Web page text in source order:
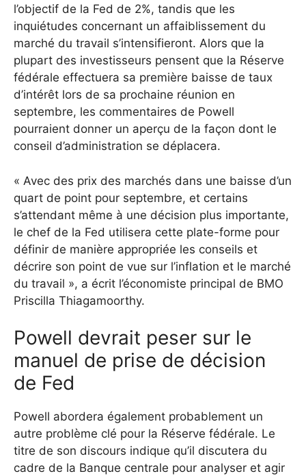
l’objectif de la Fed de 2%, tandis que les
inquiétudes concernant un affaiblissement du
marché du travail s’intensifieront. Alors que la
plupart des investisseurs pensent que la Réserve
fédérale effectuera sa première baisse de taux
d’intérêt lors de sa prochaine réunion en
septembre, les commentaires de Powell
pourraient donner un aperçu de la façon dont le
conseil d’administration se déplacera.
« Avec des prix des marchés dans une baisse d’un
quart de point pour septembre, et certains
s’attendant même à une décision plus importante,
le chef de la Fed utilisera cette plate-forme pour
définir de manière appropriée les conseils et
décrire son point de vue sur l’inflation et le marché
du travail », a écrit l’économiste principal de BMO
Priscilla Thiagamoorthy.
Powell devrait peser sur le
manuel de prise de décision
de Fed
Powell abordera également probablement un
autre problème clé pour la Réserve fédérale. Le
titre de son discours indique qu’il discutera du
cadre de la Banque centrale pour analyser et agir